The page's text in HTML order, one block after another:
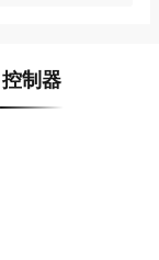
控制器